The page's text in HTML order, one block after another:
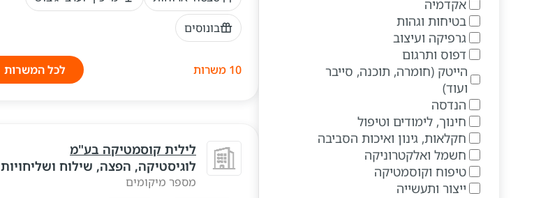
אקדמיה
בטיחות וגהות
גרפיקה ועיצוב
דפוס ותרגום
הייטק (חומרה, תוכנה, סייבר
ועוד)
הנדסה
חינוך, לימודים וטיפול
חקלאות, גינון ואיכות הסביבה
חשמל ואלקטרוניקה
טיפוח וקוסמטיקה
ייצור ותעשייה
בונוסים
10 משרות לכל המשרות
לילית קוסמטיקה בע"מ
לוגיסטיקה, הפצה, שילוח ושליחויות
מספר מיקומים